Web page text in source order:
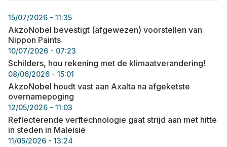
15/07/2026 - 11:35
AkzoNobel bevestigt (afgewezen) voorstellen van
Nippon Paints
10/07/2026 - 07:23
Schilders, hou rekening met de klimaatverandering!
08/06/2026 - 15:01
AkzoNobel houdt vast aan Axalta na afgeketste
overnamepoging
12/05/2026 - 11:03
Reflecterende verftechnologie gaat strijd aan met hitte
in steden in Maleisië
11/05/2026 - 13:24